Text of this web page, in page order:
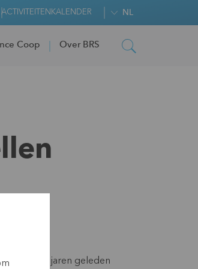
ACTIVITEITENKALENDER NL
Coop Over BRS
Enkele jaren geleden